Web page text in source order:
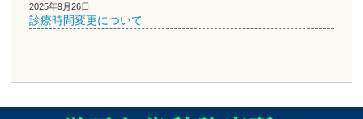
2025年9月26日
診療時間変更について